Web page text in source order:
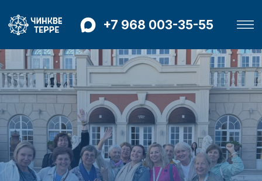
+7 968 003-35-55